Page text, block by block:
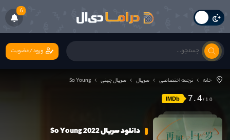
6
ورود/عضویت
خانه ترجمه اختصاصی سریال سریال چینی So Young
IMDb 7.4
دانلود سریال So Young 2022